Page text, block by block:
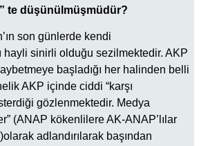
te düşünülmüşmüdür?
son günlerde kendi
hayli sinirli olduğu sezilmektedir. AKP
başladığı her halinden belli
AKP içinde ciddi “karşı
gözlenmektedir. Medya
(ANAP kökenlilere AK-ANAP’lılar
adlandırılarak başından